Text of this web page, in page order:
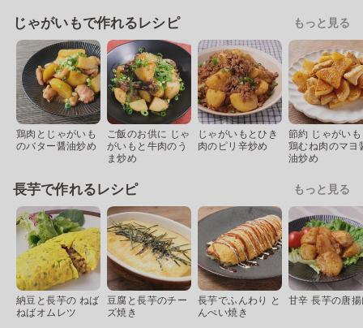
じゃがいもで作れるレシピ もっと見る
鶏肉とじゃがいも
のバター醤油炒め
ご飯のお供に じゃ
がいもと牛肉のう
ま炒め
じゃがいもとひき
肉のピリ辛炒め
節約 じゃがい
鶏むね肉のマヨ
油炒め
長芋で作れるレシピ もっと見る
納豆と長芋の ねば
ねばオムレツ
豆腐と長芋のチー
ズ焼き
長芋でふんわり と
んぺい焼き
甘辛 長芋の唐